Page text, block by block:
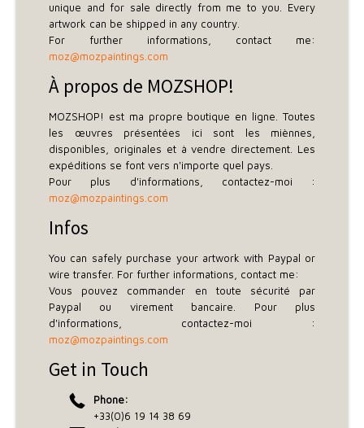
unique and for sale directly from me to you. Every
artwork can be shipped in any country.
For further informations, contact me:
moz@mozpaintings.com
À propos de MOZSHOP!
MOZSHOP! est ma propre boutique en ligne. Toutes
les œuvres présentées ici sont les miènnes,
disponibles, originales et à vendre directement. Les
expéditions se font vers n'importe quel pays.
Pour plus d'informations, contactez-moi :
moz@mozpaintings.com
Infos
You can safely purchase your artwork with Paypal or
wire transfer. For further informations, contact me:
Vous pouvez commander en toute sécurité par
Paypal ou virement bancaire. Pour plus
d'informations, contactez-moi :
moz@mozpaintings.com
Get in Touch
Phone:
+33(0)6 19 14 38 69